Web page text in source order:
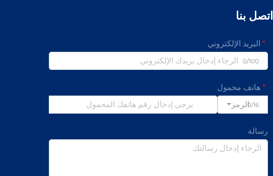
اتصل بنا
البريد الإلكتروني
0/100
هاتف محمول
الرمز0/16
رسالة